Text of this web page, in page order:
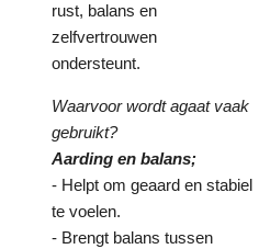
rust, balans en
zelfvertrouwen
ondersteunt.
Waarvoor wordt agaat vaak
gebruikt?
Aarding en balans;
- Helpt om geaard en stabiel
te voelen.
- Brengt balans tussen